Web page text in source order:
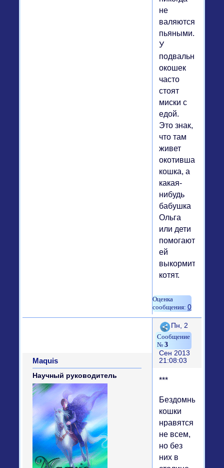
не
валяются
пьяными.
У
подвальных
окошек
часто
стоят
миски с
едой.
Это знак,
что там
живет
окотившаяся
кошка, а
какая-
нибудь
бабушка
Ольга
или дети
помогают
ей
выкормить
котят.
0
Поделиться
3
Пн, 2
Сен 2013
21:08:03
Maquis
Научный руководитель
***
Бездомные
кошки
нравятся
не всем,
но без
них в